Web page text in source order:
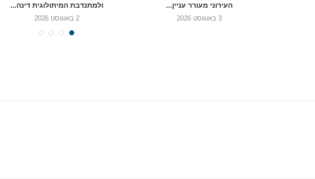
העירוני מעורר עניין...
3 באוגוסט 2026
ולמתנדבת המיתולוגית דינה...
2 באוגוסט 2026